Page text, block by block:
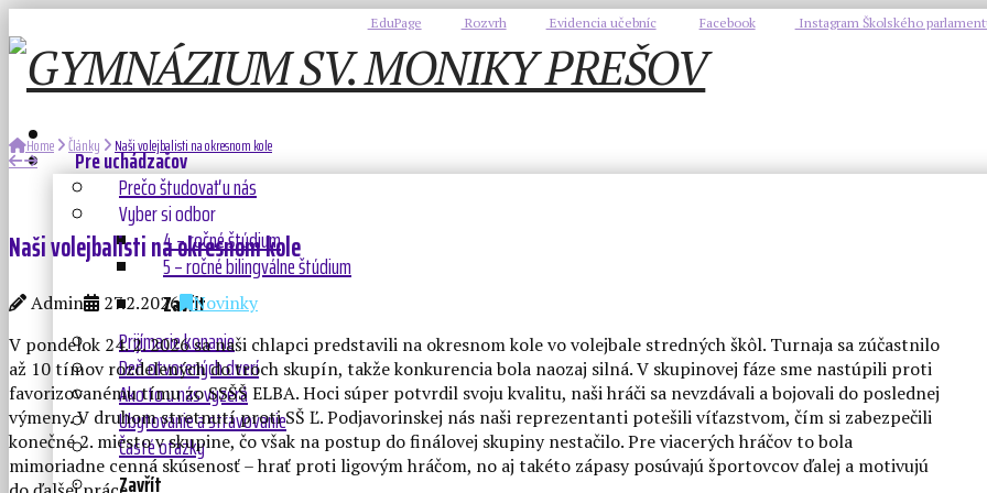
EduPage Rozvrh Evidencia učebníc Facebook Instagram Školského
Pre uchádzačov
Prečo študovať u nás
Vyber si odbor
4 – ročné štúdium
5 – ročné bilingválne štúdium
Zavřít
Prijímacie konanie
Deň otvorených dverí
Ako to u nás vyzerá
Ubytovanie a stravovanie
Časté otázky
Zavřít
Home Články Naši volejbalisti na okresnom kole
Naši volejbalisti na okresnom kole
Admin 27.2.2026 Novinky
V pondelok 24. 2. 2026 sa naši chlapci predstavili na okresnom kole vo volejbale stredných škôl. Turnaja sa zúčastnilo
až 10 tímov rozdelených do troch skupín, takže konkurencia bola naozaj silná. V skupinovej fáze sme nastúpili proti
favorizovanému tímu zo SSŠŠ ELBA. Hoci súper potvrdil svoju kvalitu, naši hráči sa nevzdávali a bojovali do poslednej
výmeny. V druhom stretnutí proti SŠ Ľ. Podjavorinskej nás naši reprezentanti potešili víťazstvom, čím si zabezpečili
konečné 2. miesto v skupine, čo však na postup do finálovej skupiny nestačilo. Pre viacerých hráčov to bola
mimoriadne cenná skúsenosť – hrať proti ligovým hráčom, no aj takéto zápasy posúvajú športovcov ďalej a motivujú